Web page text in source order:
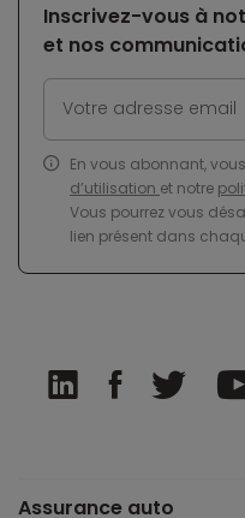
Inscrivez-vous à
et nos
En vous abonnant,
d’utilisation et notre
Vous pourrez vous
lien présent dans
Assurance auto